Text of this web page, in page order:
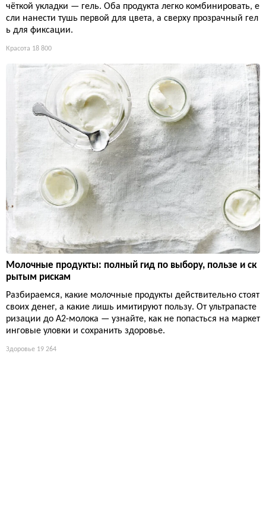
чёткой укладки — гель. Оба продукта легко комбинировать, е
сли нанести тушь первой для цвета, а сверху прозрачный гел
ь для фиксации.
Красота 18 800
Молочные продукты: полный гид по выбору, пользе и ск
рытым рискам
Разбираемся, какие молочные продукты действительно стоят
своих денег, а какие лишь имитируют пользу. От ультрапасте
ризации до А2-молока — узнайте, как не попасться на маркет
инговые уловки и сохранить здоровье.
Здоровье 19 264